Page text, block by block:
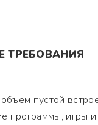
ТРЕБОВАНИЯ
пустой
программы, игры